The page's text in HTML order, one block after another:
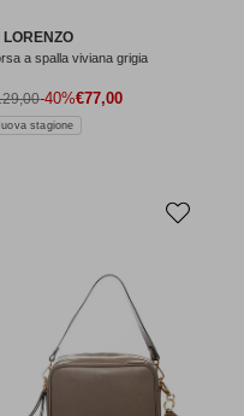
LORENZO
a spalla viviana grigia
Prezzo di vendita
€77,00
normale
-40%
stagione